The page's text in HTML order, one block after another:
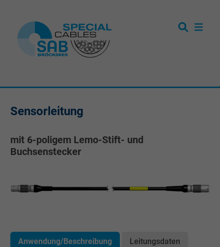
Sensorleitung
mit 6-poligem Lemo-Stift- und
Buchsenstecker
Anwendung/Beschreibung Leitungsdaten